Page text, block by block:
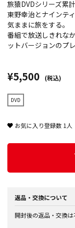
旅猿DVDシリーズ累
東野幸治とナインテ
気ままに旅をする。
番組で放送しきれな
ットバージョンのプ
¥5,500 (税込)
DVD
お気に入り登録数 1 人
返品・交換について
開封後の返品・交換は